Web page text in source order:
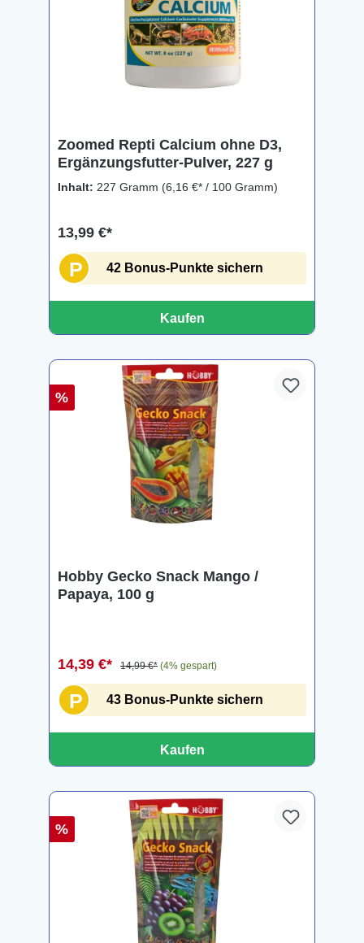
Zoomed Repti Calcium ohne D3,
Ergänzungsfutter-Pulver, 227 g
Inhalt: 227 Gramm (6,16 €* / 100 Gramm)
13,99 €*
P 42 Bonus-Punkte sichern
Kaufen
%
Hobby Gecko Snack Mango /
Papaya, 100 g
14,39 €* 14,99 €* (4% gespart)
P 43 Bonus-Punkte sichern
Kaufen
%